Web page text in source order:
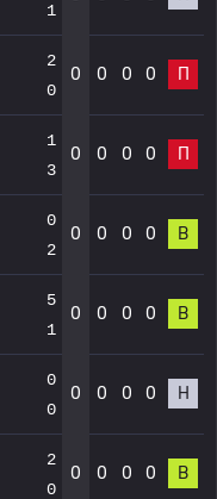
1
2
0
0 0 0 0 П
1
3
0 0 0 0 П
0
2
0 0 0 0 В
5
1
0 0 0 0 В
0
0
0 0 0 0 Н
2
0
0 0 0 0 В